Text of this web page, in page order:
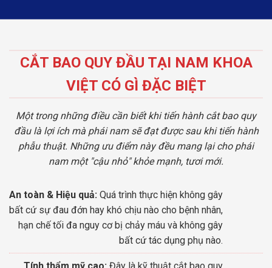
CẮT BAO QUY ĐẦU TẠI NAM KHOA
VIỆT CÓ GÌ ĐẶC BIỆT
Một trong những điều cần biết khi tiến hành cắt bao quy
đầu là lợi ích mà phái nam sẽ đạt được sau khi tiến hành
phẫu thuật. Những ưu điểm này đều mang lại cho phái
nam một "cậu nhỏ" khỏe mạnh, tươi mới.
An toàn & Hiệu quả: Quá trình thực hiện không gây
bất cứ sự đau đớn hay khó chịu nào cho bệnh nhân,
hạn chế tối đa nguy cơ bị chảy máu và không gây
bất cứ tác dụng phụ nào.